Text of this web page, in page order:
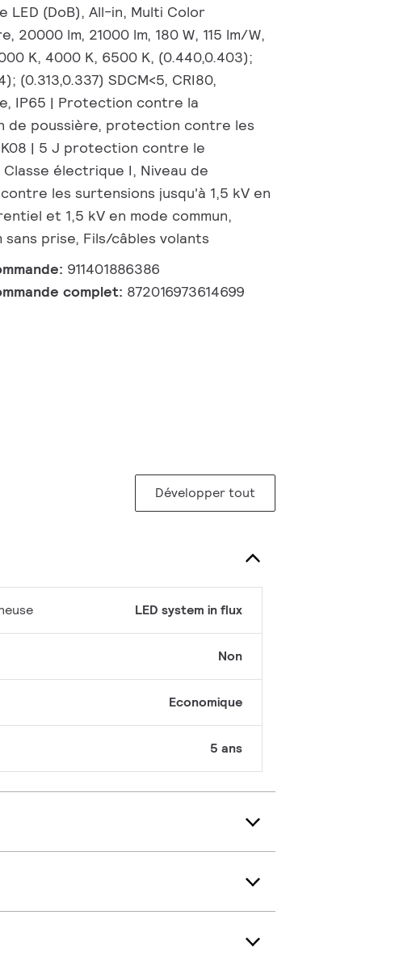
LED (DoB), All-in, Multi Color
20000 lm, 21000 lm, 180 W, 115 lm/W,
K, 4000 K, 6500 K, (0.440,0.403);
(0.313,0.337) SDCM<5, CRI80,
IP65 | Protection contre la
de poussière, protection contre les
| 5 J protection contre le
Classe électrique I, Niveau de
les surtensions jusqu'à 1,5 kV en
et 1,5 kV en mode commun,
sans prise, Fils/câbles volants
911401886386
complet: 872016973614699
Développer tout
LED system in flux
Non
Economique
5 ans